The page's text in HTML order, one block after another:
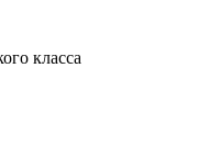
класса